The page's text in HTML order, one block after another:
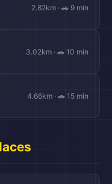
2.82km · 🚗 9 min
3.02km · 🚗 10 min
4.66km · 🚗 15 min